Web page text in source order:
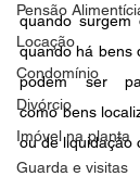
Pensão
Locação
Condomínio
Divórcio
Imóvel na planta
Guarda e visitas
quando surgem
quando há bens
podem ser
como bens
ou de liquidação